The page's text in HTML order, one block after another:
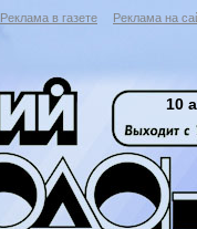
Реклама в газете Реклама на
10